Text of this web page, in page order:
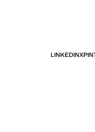
X
LINKEDIN